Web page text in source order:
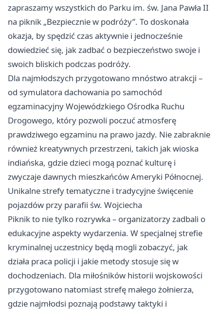
zapraszamy wszystkich do Parku im. św. Jana Pawła II
na piknik „Bezpiecznie w podróży”. To doskonała
okazja, by spędzić czas aktywnie i jednocześnie
dowiedzieć się, jak zadbać o bezpieczeństwo swoje i
swoich bliskich podczas podróży.
Dla najmłodszych przygotowano mnóstwo atrakcji –
od symulatora dachowania po samochód
egzaminacyjny Wojewódzkiego Ośrodka Ruchu
Drogowego, który pozwoli poczuć atmosferę
prawdziwego egzaminu na prawo jazdy. Nie zabraknie
również kreatywnych przestrzeni, takich jak wioska
indiańska, gdzie dzieci mogą poznać kulturę i
zwyczaje dawnych mieszkańców Ameryki Północnej.
Unikalne strefy tematyczne i tradycyjne święcenie
pojazdów przy parafii św. Wojciecha
Piknik to nie tylko rozrywka – organizatorzy zadbali o
edukacyjne aspekty wydarzenia. W specjalnej strefie
kryminalnej uczestnicy będą mogli zobaczyć, jak
działa praca policji i jakie metody stosuje się w
dochodzeniach. Dla miłośników historii wojskowości
przygotowano natomiast strefę małego żołnierza,
gdzie najmłodsi poznają podstawy taktyki i